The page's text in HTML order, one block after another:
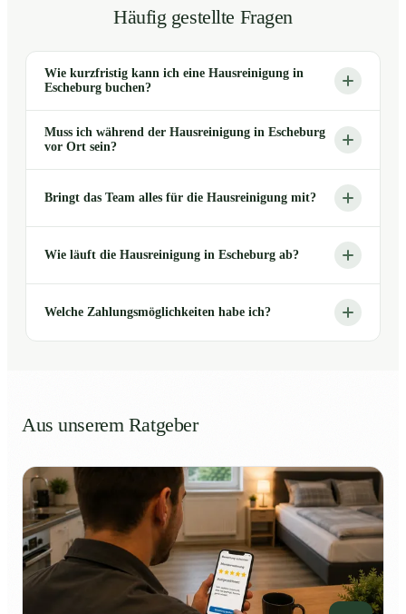
Häufig gestellte Fragen
Wie kurzfristig kann ich eine Hausreinigung in
Escheburg buchen?
Muss ich während der Hausreinigung in Escheburg
vor Ort sein?
Bringt das Team alles für die Hausreinigung mit?
Wie läuft die Hausreinigung in Escheburg ab?
Welche Zahlungsmöglichkeiten habe ich?
Aus unserem Ratgeber